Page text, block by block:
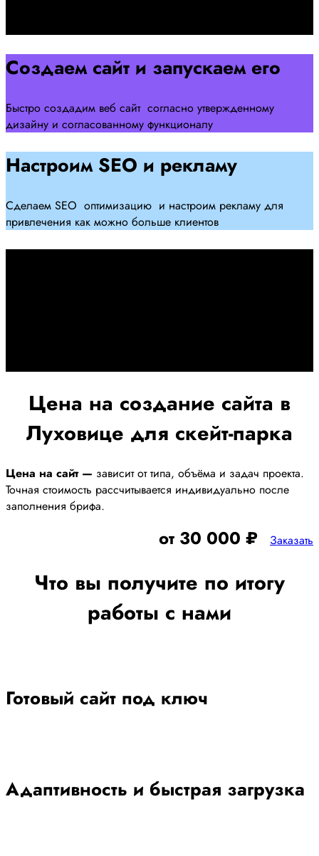
Создаем сайт и запускаем его
Быстро создадим веб сайт согласно утвержденному
дизайну и согласованному функционалу
Настроим SEO и рекламу
Сделаем SEO оптимизацию и настроим рекламу для
привлечения как можно больше клиентов
Цена на создание сайта в
Луховице для скейт-парка
Цена на сайт — зависит от типа, объёма и задач проекта.
Точная стоимость рассчитывается индивидуально после
заполнения брифа.
от 30 000 ₽ Заказать
Что вы получите по итогу
работы с нами
Готовый сайт под ключ
Адаптивность и быстрая загрузка